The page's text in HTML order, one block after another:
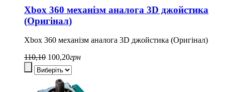
Xbox 360 механізм аналога 3D джойстика
(Оригінал)
Xbox 360 механізм аналога 3D джойстика (Оригінал)
110,10 100,20грн